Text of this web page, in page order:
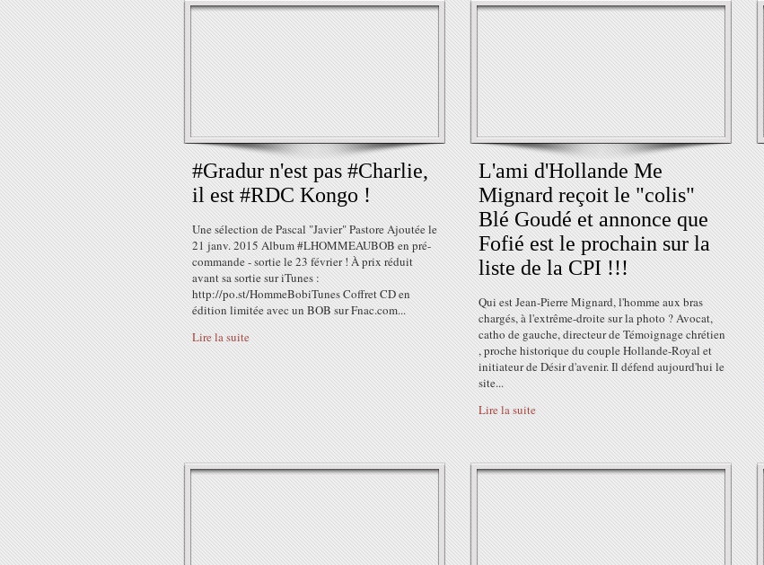
#Gradur n'est pas #Charlie,
il est #RDC Kongo !
Une sélection de Pascal "Javier" Pastore Ajoutée le
21 janv. 2015 Album #LHOMMEAUBOB en pré-
commande - sortie le 23 février ! À prix réduit
avant sa sortie sur iTunes :
http://po.st/HommeBobiTunes Coffret CD en
édition limitée avec un BOB sur Fnac.com...
Lire la suite
L'ami d'Hollande Me
Mignard reçoit le "colis"
Blé Goudé et annonce que
Fofié est le prochain sur la
liste de la CPI !!!
Qui est Jean-Pierre Mignard, l'homme aux bras
chargés, à l'extrême-droite sur la photo ? Avocat,
catho de gauche, directeur de Témoignage chrétien
, proche historique du couple Hollande-Royal et
initiateur de Désir d'avenir. Il défend aujourd'hui le
site...
Lire la suite